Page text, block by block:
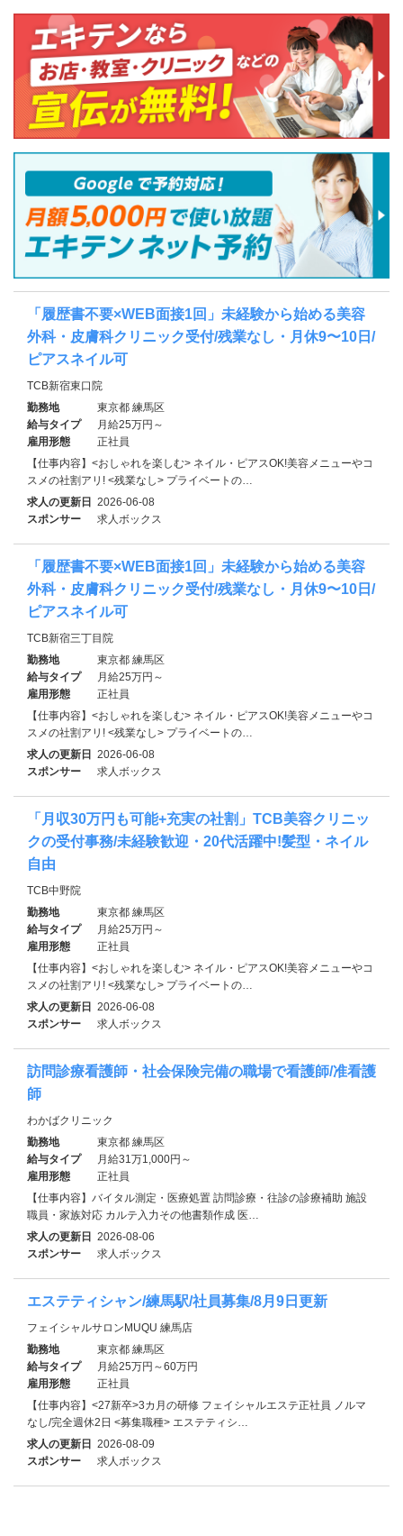
「履歴書不要×WEB面接1回」未経験から始める美容
外科・皮膚科クリニック受付/残業なし・月休9〜10日/
ピアスネイル可
TCB新宿東口院
勤務地
東京都 練馬区
給与タイプ
月給25万円～
雇用形態
正社員
【仕事内容】<おしゃれを楽しむ> ネイル・ピアスOK!美容メニューやコ
スメの社割アリ! <残業なし> プライベートの…
求人の更新日 2026-06-08
スポンサー
求人ボックス
「履歴書不要×WEB面接1回」未経験から始める美容
外科・皮膚科クリニック受付/残業なし・月休9〜10日/
ピアスネイル可
TCB新宿三丁目院
勤務地
東京都 練馬区
給与タイプ
月給25万円～
雇用形態
正社員
【仕事内容】<おしゃれを楽しむ> ネイル・ピアスOK!美容メニューやコ
スメの社割アリ! <残業なし> プライベートの…
求人の更新日 2026-06-08
スポンサー
求人ボックス
「月収30万円も可能+充実の社割」TCB美容クリニッ
クの受付事務/未経験歓迎・20代活躍中!髪型・ネイル
自由
TCB中野院
勤務地
東京都 練馬区
給与タイプ
月給25万円～
雇用形態
正社員
【仕事内容】<おしゃれを楽しむ> ネイル・ピアスOK!美容メニューやコ
スメの社割アリ! <残業なし> プライベートの…
求人の更新日 2026-06-08
スポンサー
求人ボックス
訪問診療看護師・社会保険完備の職場で看護師/准看護
師
わかばクリニック
勤務地
東京都 練馬区
給与タイプ
月給31万1,000円～
雇用形態
正社員
【仕事内容】バイタル測定・医療処置 訪問診療・往診の診療補助 施設
職員・家族対応 カルテ入力その他書類作成 医…
求人の更新日 2026-08-06
スポンサー
求人ボックス
エステティシャン/練馬駅/社員募集/8月9日更新
フェイシャルサロンMUQU 練馬店
勤務地
東京都 練馬区
給与タイプ
月給25万円～60万円
雇用形態
正社員
【仕事内容】<27新卒>3カ月の研修 フェイシャルエステ正社員 ノルマ
なし/完全週休2日 <募集職種> エステティシ…
求人の更新日 2026-08-09
スポンサー
求人ボックス